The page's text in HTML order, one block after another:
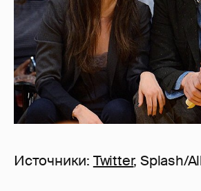
Источники: Twitter, Splash/